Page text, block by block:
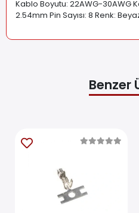
Kablo Boyutu: 22AWG-30AWG
2.54mm Pin Sayısı: 8 Renk:
Benzer